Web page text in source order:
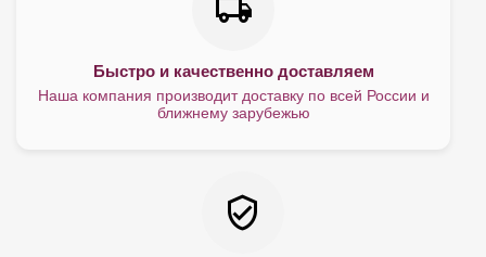
Быстро и качественно доставляем
Наша компания производит доставку по всей России и
ближнему зарубежью